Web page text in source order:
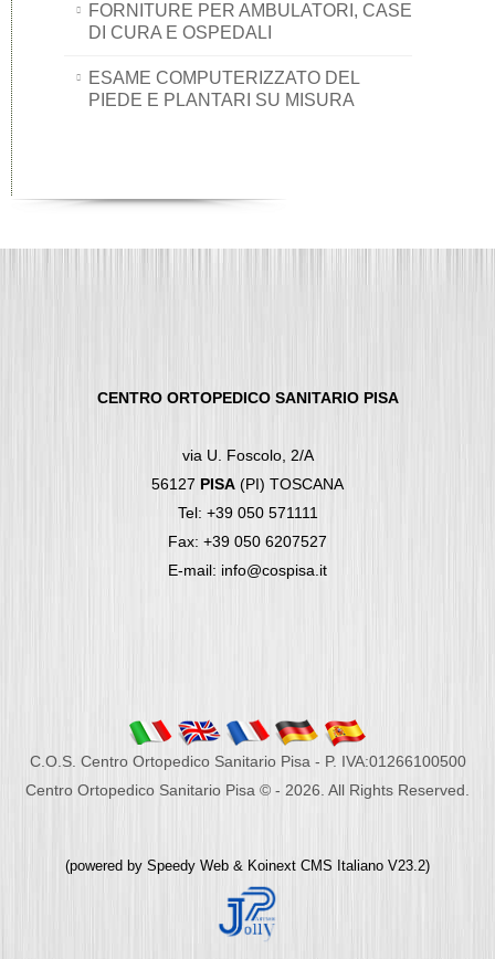
FORNITURE PER AMBULATORI, CASE
DI CURA E OSPEDALI
ESAME COMPUTERIZZATO DEL
PIEDE E PLANTARI SU MISURA
CENTRO ORTOPEDICO SANITARIO PISA
via U. Foscolo, 2/A
56127 PISA (PI) TOSCANA
Tel: +39 050 571111
Fax: +39 050 6207527
E-mail: info@cospisa.it
C.O.S. Centro Ortopedico Sanitario Pisa - P. IVA:01266100500
Centro Ortopedico Sanitario Pisa © - 2026. All Rights Reserved.
(powered by Speedy Web & Koinext CMS Italiano V23.2)